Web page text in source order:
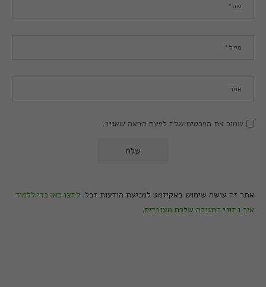
שמור את הפרטים שלח לפעם הבאה שאגיב.
אתר זה עושה שימוש באקיזמט למניעת הודעות זבל. לחצו כאן כדי ללמוד
איך נתוני התגובה שלכם מעובדים.